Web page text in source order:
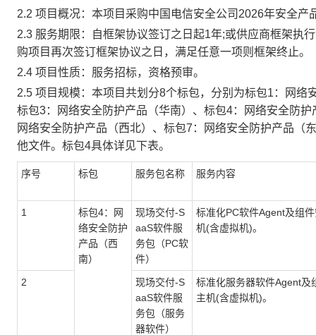
2.2 项目概况：本项目采购中国电信安全公司2026年安全
2.3 服务期限：自框架协议签订之日起1年;或供应商框架执
购项目再次签订框架协议之日，满足任意一项则框架终止。
2.4 项目性质：服务招标，资格预审。
2.5 项目规模：本项目共划分8个标包，分别为标包1：网络
标包3：网络安全防护产品（华南）、标包4：网络安全防
网络安全防护产品（西北）、标包7：网络安全防护产品（
他文件。标包4具体详见下表。
序号 标包 服务包名称 服务内容
1
标包4：网
络安全防护
产品（西
南）
现场交付-S
aaS软件服
务包（PC软
件）
标准化PC软件Agent及组
机(含虚拟机)。
2
现场交付-S
aaS软件服
务包（服务
器软件）
标准化服务器软件Agent及
主机(含虚拟机)。